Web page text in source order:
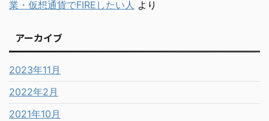
業・仮想通貨でFIREしたい人 より
アーカイブ
2023年11月
2022年2月
2021年10月